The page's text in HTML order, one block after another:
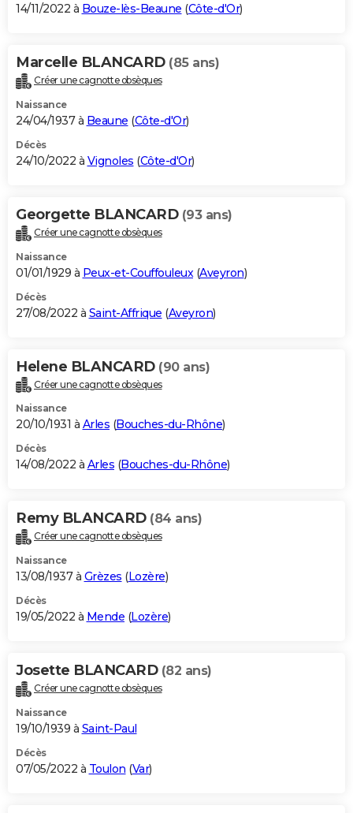
14/11/2022 à Bouze-lès-Beaune (Côte-d'Or)
Marcelle BLANCARD (85 ans)
Créer une cagnotte obsèques
Naissance
24/04/1937 à Beaune (Côte-d'Or)
Décès
24/10/2022 à Vignoles (Côte-d'Or)
Georgette BLANCARD (93 ans)
Créer une cagnotte obsèques
Naissance
01/01/1929 à Peux-et-Couffouleux (Aveyron)
Décès
27/08/2022 à Saint-Affrique (Aveyron)
Helene BLANCARD (90 ans)
Créer une cagnotte obsèques
Naissance
20/10/1931 à Arles (Bouches-du-Rhône)
Décès
14/08/2022 à Arles (Bouches-du-Rhône)
Remy BLANCARD (84 ans)
Créer une cagnotte obsèques
Naissance
13/08/1937 à Grèzes (Lozère)
Décès
19/05/2022 à Mende (Lozère)
Josette BLANCARD (82 ans)
Créer une cagnotte obsèques
Naissance
19/10/1939 à Saint-Paul
Décès
07/05/2022 à Toulon (Var)